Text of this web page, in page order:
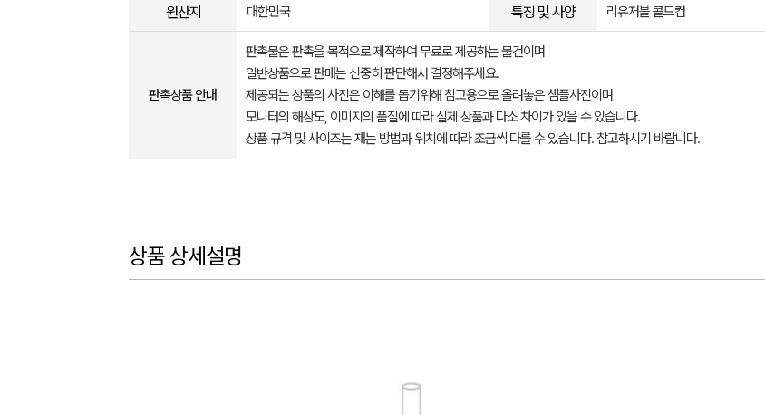
원산지 대한민국 특징 및 사양 리유저블 콜드컵
판촉상품 안내
판촉물은 판촉을 목적으로 제작하여 무료로 제공하는 물건이며
일반상품으로 판매는 신중히 판단해서 결정해주세요.
제공되는 상품의 사진은 이해를 돕기위해 참고용으로 올려놓은 샘플사진이며
모니터의 해상도, 이미지의 품질에 따라 실제 상품과 다소 차이가 있을 수 있습니다.
상품 규격 및 사이즈는 재는 방법과 위치에 따라 조금씩 다를 수 있습니다. 참고하시기 바랍니다.
상품 상세설명